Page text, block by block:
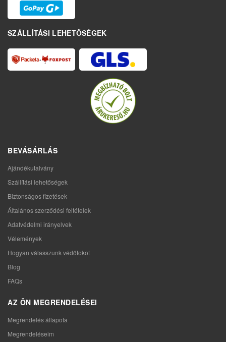
SZÁLLÍTÁSI LEHETŐSÉGEK
BEVÁSÁRLÁS
Ajándékutalvány
Szállítási lehetőségek
Biztonságos fizetések
Általános szerződési feltételek
Adatvédelmi irányelvek
Vélemények
Hogyan válasszunk védőtokot
Blog
FAQs
AZ ÖN MEGRENDELÉSEI
Megrendelés állapota
Megrendeléseim